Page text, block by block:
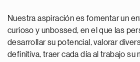
Nuestra aspiración es fomentar un
curioso y unbossed, en el que las
desarrollar su potencial, valorar
definitiva, traer cada día al trabajo su